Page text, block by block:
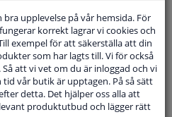
Tillgänglig Via Telefon
våra produktspecialister.
upplevelse på vår hemsida. För
korrekt lagrar vi cookies och
exempel för att säkerställa att din
som har lagts till. Vi för också
att vi vet om du är inloggad och vi
vår butik är upptagen. På så sätt
detta. Det hjälper oss alla att
produktutbud och lägger rätt